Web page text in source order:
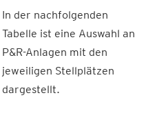
In der nachfolgenden
Tabelle ist eine Auswahl an
P&R-Anlagen mit den
jeweiligen Stellplätzen
dargestellt.